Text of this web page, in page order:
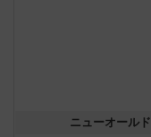
ニューオールド